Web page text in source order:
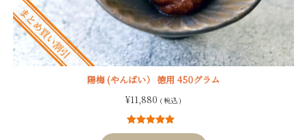
陽梅 (やんばい） 徳用 450グラム
¥11,880 ( 税込 )
1
件の利用者